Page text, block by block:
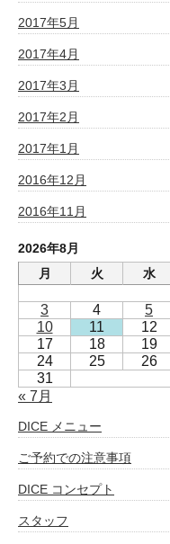
2017年5月
2017年4月
2017年3月
2017年2月
2017年1月
2016年12月
2016年11月
2026年8月
月
火 水
3
4 5
10
11 12
17
18 19
24
25 26
31
« 7月
DICE メニュー
ご予約での注意事項
DICE コンセプト
スタッフ